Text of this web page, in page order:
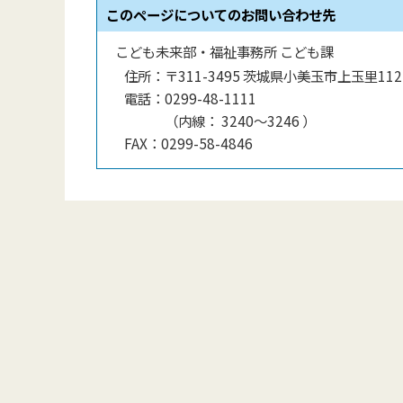
このページについてのお問い合わせ先
こども未来部・福祉事務所 こども課
住所： 〒311-3495 茨城県小美玉市上玉里
電話： 0299-48-1111
（内線 ： 3240～3246 ）
FAX： 0299-58-4846